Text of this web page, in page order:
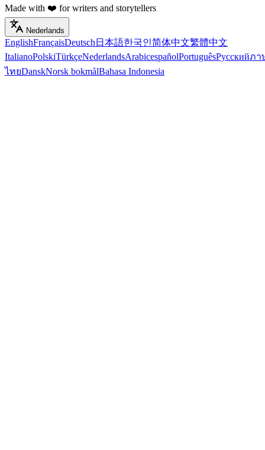
Made with ❤️ for writers and storytellers
Nederlands
EnglishFrançaisDeutsch 日本語한국인简体中文繁體中文
ItalianoPolskiTürkçeNederlandsArabicespañolPortuguêsРусскийภา
ไทยDanskNorsk bokmålBahasa Indonesia